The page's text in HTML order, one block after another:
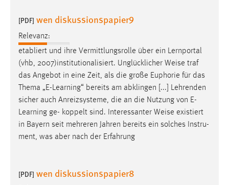
[PDF] wen diskussionspapier9
Relevanz:
etabliert und ihre Vermittlungsrolle über ein Lernportal
(vhb, 2007)institutionalisiert. Unglücklicher Weise traf
das Angebot in eine Zeit, als die große Euphorie für das
Thema „E-Learning“ bereits am abklingen [...] Lehrenden
sicher auch Anreizsysteme, die an die Nutzung von E-
Learning ge- koppelt sind. Interessanter Weise existiert
in Bayern seit mehreren Jahren bereits ein solches Instru-
ment, was aber nach der Erfahrung
[PDF] wen diskussionspapier8
Name:
MibewSessionID, MIBEW_UserID, mibew_locale, mibew-
chat-frame-style-5e9dbeb1811c0446
Zweck:
Wird benötigt um die Chatfunktion nutzen zu können.
Cookie Laufzeit:
5e9dbeb1811c0446 = Sitzungslaufzeit, mibew_locale = 3
Jahre, MIBEW_UserID = 1 Jahr
Name: